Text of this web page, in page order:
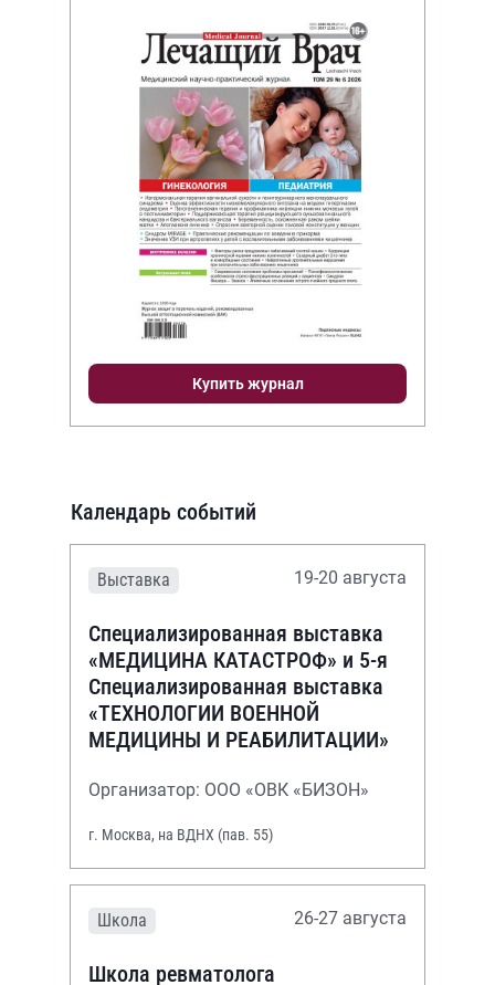
Купить журнал
Календарь событий
Выставка 19-20 августа
Специализированная выставка
«МЕДИЦИНА КАТАСТРОФ» и 5-я
Специализированная выставка
«ТЕХНОЛОГИИ ВОЕННОЙ
МЕДИЦИНЫ И РЕАБИЛИТАЦИИ»
Организатор: ООО «ОВК «БИЗОН»
г. Москва, на ВДНХ (пав. 55)
Школа 26-27 августа
Школа ревматолога